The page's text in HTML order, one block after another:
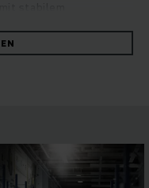
Aufnahme von
doppelt so schnell
und bester
wird möglich durch